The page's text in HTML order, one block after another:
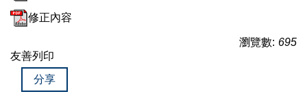
修正內容
瀏覽數: 695
友善列印
分享